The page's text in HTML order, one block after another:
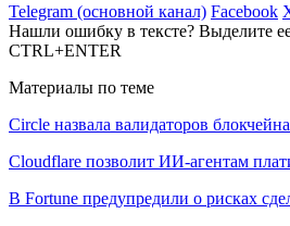
Telegram (основной канал) Facebook
Нашли ошибку в тексте? Выделите
CTRL+ENTER
Материалы по теме
Circle назвала валидаторов
Cloudflare позволит ИИ-агентам
В Fortune предупредили о рисках